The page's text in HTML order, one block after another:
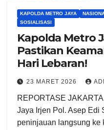
KAPOLDA METRO JAYA
SOSIALISASI
Kapolda Metro
Pastikan
Hari Lebaran!
23 MARET 2026
REPORTASE
Jaya Irjen Pol. Asep Edi
peninjauan langsung ke